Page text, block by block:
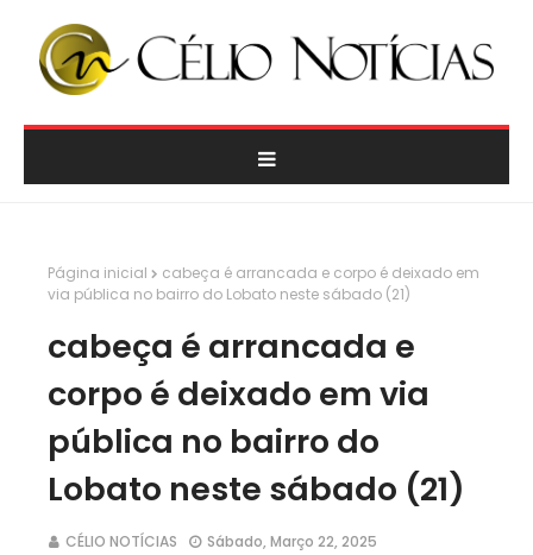
Página inicial
cabeça é arrancada e corpo é deixado em
via pública no bairro do Lobato neste sábado (21)
cabeça é arrancada e
corpo é deixado em via
pública no bairro do
Lobato neste sábado (21)
CÉLIO NOTÍCIAS Sábado, Março 22, 2025